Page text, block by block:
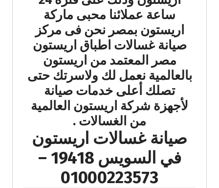
ساعة عملائنا محبى ماركة
اريستون بمصر نحن فى مركز
صيانة غسالات اطباق اريستون
مصر المعتمد من اريستون
بالعالمية نعمل لك ولاسرتك حتى
تصلك أعلى خدمات صيانة
لأجهزة شركة اريستون العالمية
من الغسالات .
صيانة غسالات اريستون
في السويس 19418 –
01000223573